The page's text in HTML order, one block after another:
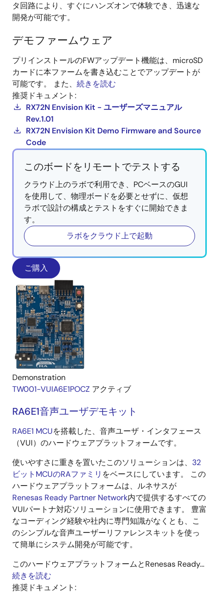
タ回路により、すぐにハンズオンで体験でき、迅速な
開発が可能です。
デモファームウェア
プリインストールのFWアップデート機能は、microSD
カードに本ファームを書き込むことでアップデートが
可能です。 また、 続きを読む
推奨ドキュメント:
RX72N Envision Kit - ユーザーズマニュアル
Rev.1.01
RX72N Envision Kit Demo Firmware and Source
Code
このボードをリモートでテストする
クラウド上のラボで利用でき、PCベースのGUI
を使用して、物理ボードを必要とせずに、仮想
ラボで設計の構成とテストをすぐに開始できま
す。
ラボをクラウド上で起動
ご購入
Demonstration
TW001-VUIA6E1POCZ アクティブ
RA6E1音声ユーザデモキット
RA6E1 MCUを搭載した、音声ユーザ・インタフェース
（VUI）のハードウェアプラットフォームです。
使いやすさに重きを置いたこのソリューションは、 32
ビットMCUのRAファミリ をベースにしています。 この
ハードウェアプラットフォームは、ルネサスが
Renesas Ready Partner Network内で提供するすべての
VUIパートナ対応ソリューションに使用できます。 豊富
なコーディング経験や社内に専門知識がなくとも、こ
のシンプルな音声ユーザーリファレンスキットを使っ
て簡単にシステム開発が可能です。
このハードウェアプラットフォームとRenesas Ready...
続きを読む
推奨ドキュメント: